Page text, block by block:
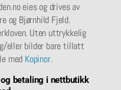
eies og drives av
og Bjørnhild Fjeld.
Uten uttrykkelig
eller bilder bare tillatt
med Kopinor.
betaling i nettbutikk